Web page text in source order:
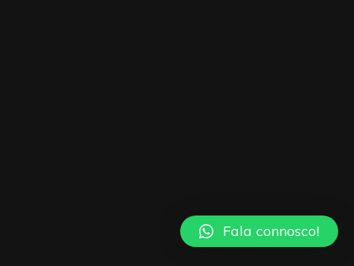
Fala connosco!